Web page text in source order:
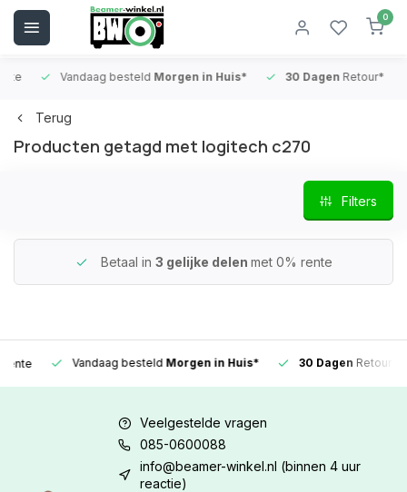
0
Vandaag besteldMorgen in Huis* 30 DagenRetour*
Terug
Producten getagd met logitech c270
Filters
Betaal in 3 gelijke delen met 0% rente
Vandaag besteldMorgen in Huis* 30 DagenRetour*
Veelgestelde vragen
085-0600088
info@beamer-winkel.nl (binnen 4 uur
reactie)